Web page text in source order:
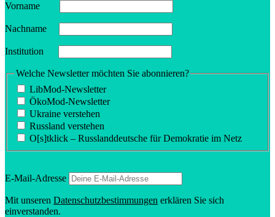
Vorname
Nachname
Insti­tution
Welche Newsletter möchten Sie abonnieren?
LibMod-Newsletter
ÖkoMod-Newsletter
Ukraine verstehen
Russland verstehen
O[s]tklick – Russland­deutsche für Demokratie im Netz
E‑Mail-Adresse
Mit unseren Daten­schutz­be­stim­mungen erklären Sie sich
einverstanden.